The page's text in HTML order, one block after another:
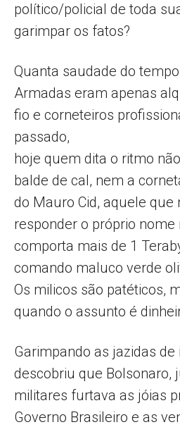
político/policial de toda
garimpar os fatos?
Quanta saudade do
Armadas eram apenas
fio e corneteiros
passado,
hoje quem dita o ritmo
balde de cal, nem a
do Mauro Cid, aquele que
responder o próprio nome
comporta mais de 1
comando maluco verde
Os milicos são patéticos,
quando o assunto é
Garimpando as jazidas
descobriu que Bolsonaro,
militares furtava as jóias
Governo Brasileiro e as